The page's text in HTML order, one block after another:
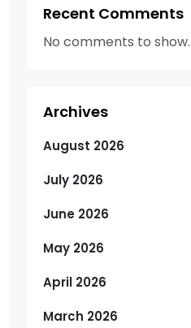
Recent Comments
No comments to show.
Archives
August 2026
July 2026
June 2026
May 2026
April 2026
March 2026